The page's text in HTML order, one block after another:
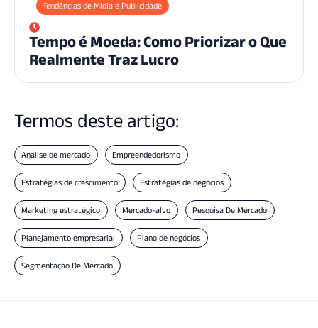
Tendências de Mídia e Publicidade
Tempo é Moeda: Como Priorizar o Que
Realmente Traz Lucro
Termos deste artigo:
Análise de mercado Empreendedorismo
Estratégias de crescimento Estratégias de negócios
Marketing estratégico Mercado-alvo Pesquisa De Mercado
Planejamento empresarial Plano de negócios
Segmentação De Mercado